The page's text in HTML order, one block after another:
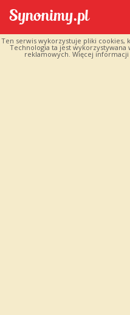
Ten serwis wykorzystuje pliki cookies,
Technologia ta jest
reklamowych. Więcej